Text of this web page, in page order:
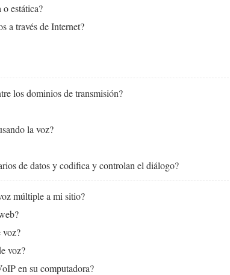
estática?
a través de Internet?
los dominios de transmisión?
la voz?
de datos y codifica y controlan el diálogo?
múltiple a mi sitio?
voz?
voz?
en su computadora?